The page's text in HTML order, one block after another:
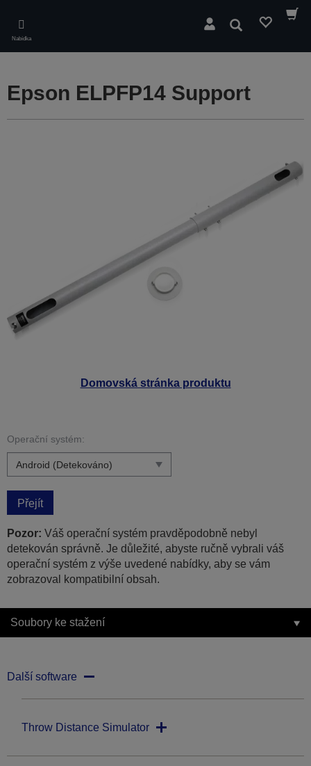
main
content
Nabídka
Hledat
Domovská stránka produktu
Epson ELPFP14 Support
Operační systém:
Přejít
Pozor: Váš operační systém pravděpodobně nebyl
detekován správně. Je důležité, abyste ručně vybrali váš
operační systém z výše uvedené nabídky, aby se vám
zobrazoval kompatibilní obsah.
Soubory ke stažení
Další software
Throw Distance Simulator